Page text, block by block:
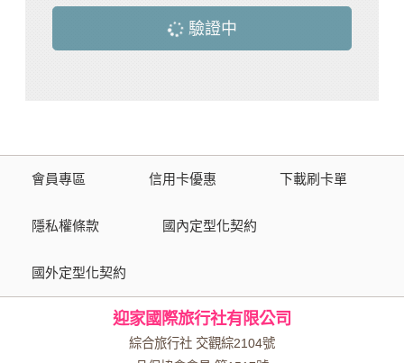
驗證中
會員專區 信用卡優惠 下載刷卡單
隱私權條款 國內定型化契約
國外定型化契約
迎家國際旅行社有限公司
綜合旅行社 交觀綜2104號